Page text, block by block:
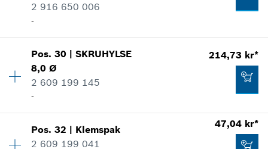
9,38 kr*
Bruksinformasjon
2 916 650 006
-
Kvantitet 1
Prisgruppe
Reservedelsinformasjoner
Vis som bilde
Pos.30 |SKRUHYLSE
8,0 Ø
2 609 199 145
-
214,73 kr*
Kvantitet 1
Prisgruppe:29
Pos.32 | Klemspak
2 609 199 041
47,04 kr*